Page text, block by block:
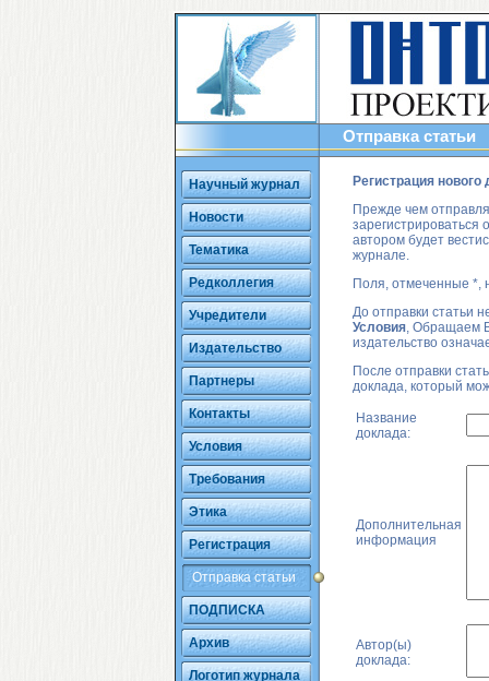
Научный журнал
Новости
Тематика
Редколлегия
Учредители
Издательство
Партнеры
Контакты
Условия
Требования
Этика
Регистрация
Отправка статьи
ПОДПИСКА
Архив
Логотип журнала
Отправка статьи
Регистрация нового
Прежде чем
зарегистрироваться
автором будет
журнале.
Поля, отмеченные *,
До отправки статьи
Условия, Обращаем
издательство
После отправки
доклада, который
Название
доклада:
Дополнительная
информация
Автор(ы)
доклада: